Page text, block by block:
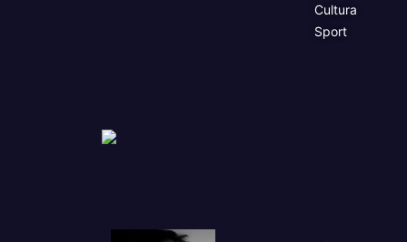
Cultura
Sport